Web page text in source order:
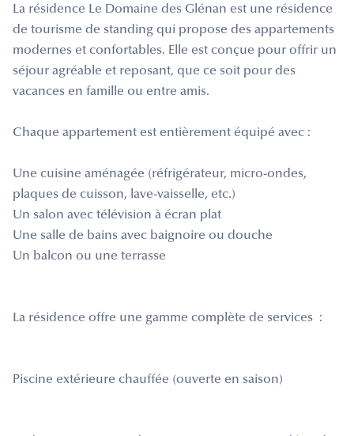
La résidence Le Domaine des Glénan est une résidence
de tourisme de standing qui propose des appartements
modernes et confortables. Elle est conçue pour offrir un
séjour agréable et reposant, que ce soit pour des
vacances en famille ou entre amis.
Chaque appartement est entièrement équipé avec :
Une cuisine aménagée (réfrigérateur, micro-ondes,
plaques de cuisson, lave-vaisselle, etc.)
Un salon avec télévision à écran plat
Une salle de bains avec baignoire ou douche
Un balcon ou une terrasse
La résidence offre une gamme complète de services :
Piscine extérieure chauffée (ouverte en saison)